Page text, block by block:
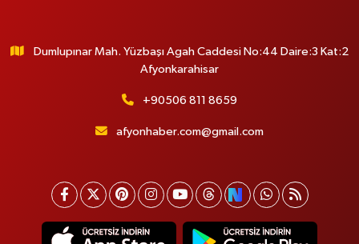
Dumlupınar Mah. Yüzbaşı Agah Caddesi No:44 Daire:3 Kat:2
Afyonkarahisar
+90506 811 8659
afyonhaber.com@gmail.com